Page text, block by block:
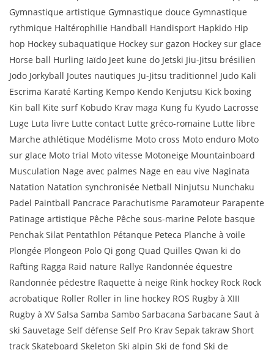
Gymnastique artistique Gymnastique douce Gymnastique
rythmique Haltérophilie Handball Handisport Hapkido Hip
hop Hockey subaquatique Hockey sur gazon Hockey sur glace
Horse ball Hurling Iaïdo Jeet kune do Jetski Jiu-Jitsu brésilien
Jodo Jorkyball Joutes nautiques Ju-Jitsu traditionnel Judo Kali
Escrima Karaté Karting Kempo Kendo Kenjutsu Kick boxing
Kin ball Kite surf Kobudo Krav maga Kung fu Kyudo Lacrosse
Luge Luta livre Lutte contact Lutte gréco-romaine Lutte libre
Marche athlétique Modélisme Moto cross Moto enduro Moto
sur glace Moto trial Moto vitesse Motoneige Mountainboard
Musculation Nage avec palmes Nage en eau vive Naginata
Natation Natation synchronisée Netball Ninjutsu Nunchaku
Padel Paintball Pancrace Parachutisme Paramoteur Parapente
Patinage artistique Pêche Pêche sous-marine Pelote basque
Penchak Silat Pentathlon Pétanque Peteca Planche à voile
Plongée Plongeon Polo Qi gong Quad Quilles Qwan ki do
Rafting Ragga Raid nature Rallye Randonnée équestre
Randonnée pédestre Raquette à neige Rink hockey Rock Rock
acrobatique Roller Roller in line hockey ROS Rugby à XIII
Rugby à XV Salsa Samba Sambo Sarbacana Sarbacane Saut à
ski Sauvetage Self défense Self Pro Krav Sepak takraw Short
track Skateboard Skeleton Ski alpin Ski de fond Ski de